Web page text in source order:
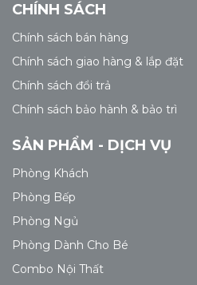
CHÍNH SÁCH
Chính sách bán hàng
Chính sách giao hàng & lắp đặt
Chính sách đổi trả
Chính sách bảo hành & bảo trì
SẢN PHẨM - DỊCH VỤ
Phòng Khách
Phòng Bếp
Phòng Ngủ
Phòng Dành Cho Bé
Combo Nội Thất